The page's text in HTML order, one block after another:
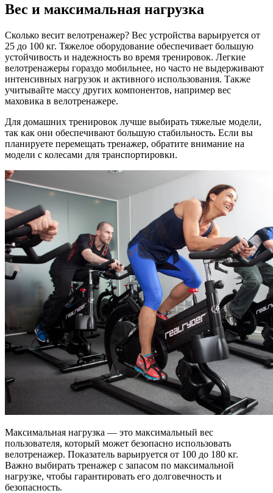
Вес и максимальная нагрузка
Сколько весит велотренажер? Вес устройства варьируется от
25 до 100 кг. Тяжелое оборудование обеспечивает большую
устойчивость и надежность во время тренировок. Легкие
велотренажеры гораздо мобильнее, но часто не выдерживают
интенсивных нагрузок и активного использования. Также
учитывайте массу других компонентов, например вес
маховика в велотренажере.
Для домашних тренировок лучше выбирать тяжелые модели,
так как они обеспечивают большую стабильность. Если вы
планируете перемещать тренажер, обратите внимание на
модели с колесами для транспортировки.
Максимальная нагрузка — это максимальный вес
пользователя, который может безопасно использовать
велотренажер. Показатель варьируется от 100 до 180 кг.
Важно выбирать тренажер с запасом по максимальной
нагрузке, чтобы гарантировать его долговечность и
безопасность.